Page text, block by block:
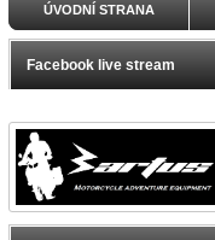
ÚVODNÍ STRANA
Facebook live stream